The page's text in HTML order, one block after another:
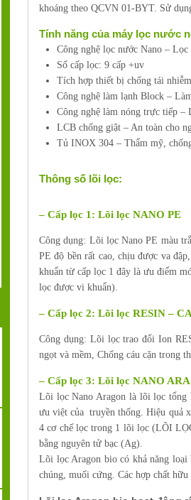
khoáng theo QCVN 01-BYT. Sử
Tính năng của máy lọc nước
Công nghệ lọc nước Nano –
Số cấp lọc: 9 cấp +uv
Tích hợp thiết bị chống tái
Công nghệ làm lạnh Block –
Công nghệ làm nóng trực tiếp –
LCB chống giật – An toàn cho
Tủ INOX 304 – Thẩm mỹ,
Thông số lõi lọc:
– Cấp lọc 1: Lõi lọc NANO PE
Công dụng: Lõi lọc Nano PE màu
PE độ bền rất cao, chịu được va
khuẩn từ cấp lọc 1 đây là ưu điểm
lọc được vi khuẩn).
– Cấp lọc 2: Lõi lọc RESIN –
Công dụng: Lõi lọc trao đổi Ion
ngọt và mềm, Chống cáu cặn trong
– Cấp lọc 3: Lõi lọc NANO
Lõi lọc Nano Aragon là lõi lọc tổng
ưu việt của truyền thống. Hiệu quả
4 cơ chế lọc trong 1 lõi lọc (LÕI
bằng nguyên tử bạc (Ag).
Lõi lọc Aragon bio có khả năng loại
chúng, muối cứng. Các hợp chất